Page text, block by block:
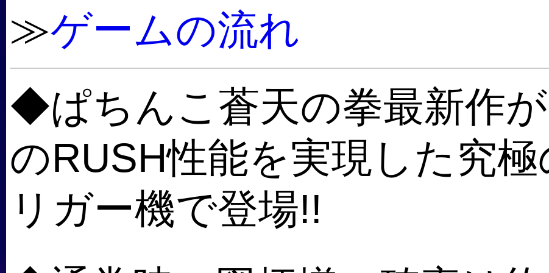
≫ゲームの流れ
◆ぱちんこ蒼天の拳最新作
のRUSH性能を実現した究極
リガー機で登場!!